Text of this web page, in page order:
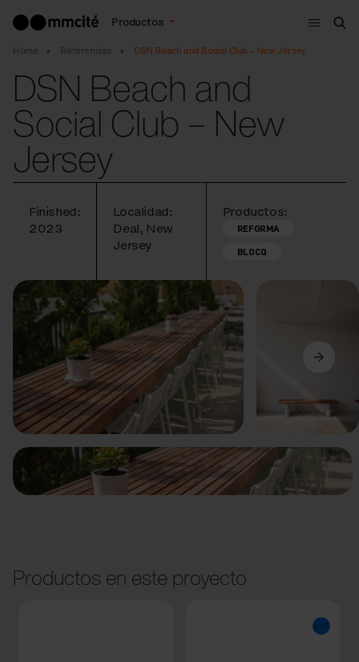
Productos
Menú
Home Referencias DSN Beach and Social Club – New Jersey
DSN Beach and
Social Club – New
Jersey
Finished:
2023
Localidad:
Deal, New
Jersey
Productos:
REFORMA
BLOCQ
Anterior Siguiente
Productos en este proyecto